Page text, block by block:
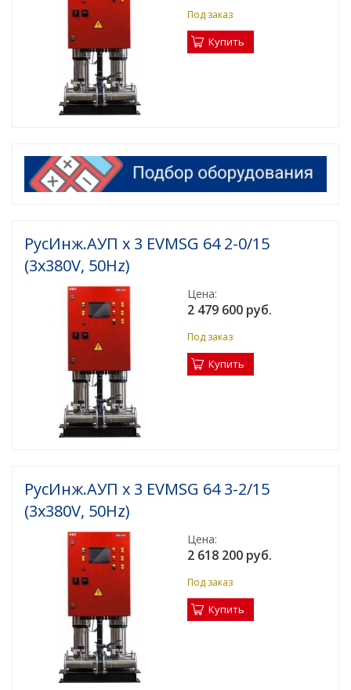
Под заказ
Купить
РусИнж.АУП х 3 EVMSG 64 2-0/15
(3x380V, 50Hz)
Цена:
2 479 600 руб.
Под заказ
Купить
РусИнж.АУП х 3 EVMSG 64 3-2/15
(3x380V, 50Hz)
Цена:
2 618 200 руб.
Под заказ
Купить